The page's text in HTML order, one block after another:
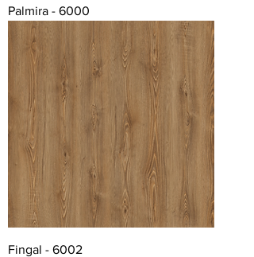
Palmira - 6000
Fingal - 6002